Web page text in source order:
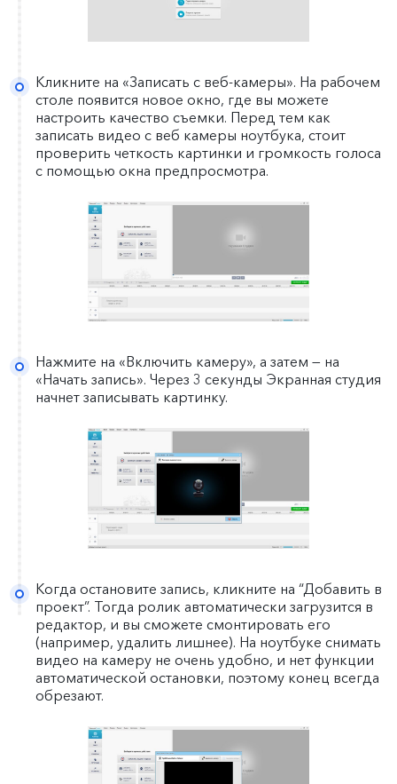
Кликните на «Записать с веб-камеры». На рабочем
столе появится новое окно, где вы можете
настроить качество съемки. Перед тем как
записать видео с веб камеры ноутбука, стоит
проверить четкость картинки и громкость голоса
с помощью окна предпросмотра.
Нажмите на «Включить камеру», а затем — на
«Начать запись». Через 3 секунды Экранная студия
начнет записывать картинку.
Когда остановите запись, кликните на “Добавить в
проект”. Тогда ролик автоматически загрузится в
редактор, и вы сможете смонтировать его
(например, удалить лишнее). На ноутбуке снимать
видео на камеру не очень удобно, и нет функции
автоматической остановки, поэтому конец всегда
обрезают.